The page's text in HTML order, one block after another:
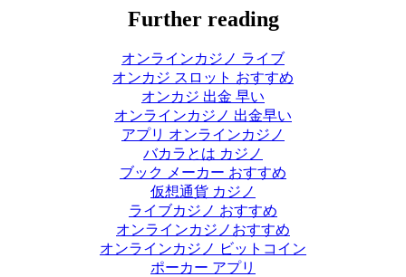
Further reading
オンラインカジノ ライブ
オンカジ スロット おすすめ
オンカジ 出金 早い
オンラインカジノ 出金早い
アプリ オンラインカジノ
バカラとは カジノ
ブック メーカー おすすめ
仮想通貨 カジノ
ライブカジノ おすすめ
オンラインカジノおすすめ
オンラインカジノ ビットコイン
ポーカー アプリ